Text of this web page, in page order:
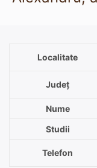
Localitate
Județ
Nume
Studii
Telefon